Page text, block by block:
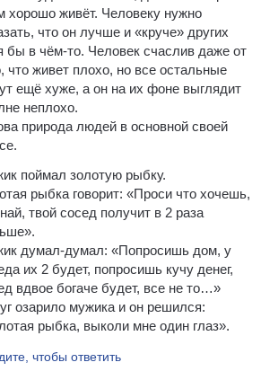
хорошо живёт. Человеку нужно
что он лучше и «круче» других
бы в чём-то. Человек счаслив даже от
что живет плохо, но все остальные
ещё хуже, а он на их фоне выглядит
неплохо.
природа людей в основной своей
поймал золотую рыбку.
рыбка говорит: «Проси что хочешь,
твой сосед получит в 2 раза
думал-думал: «Попросишь дом, у
их 2 будет, попросишь кучу денег,
вдвое богаче будет, все не то…»
озарило мужика и он решился:
рыбка, выколи мне один глаз».
чтобы ответить